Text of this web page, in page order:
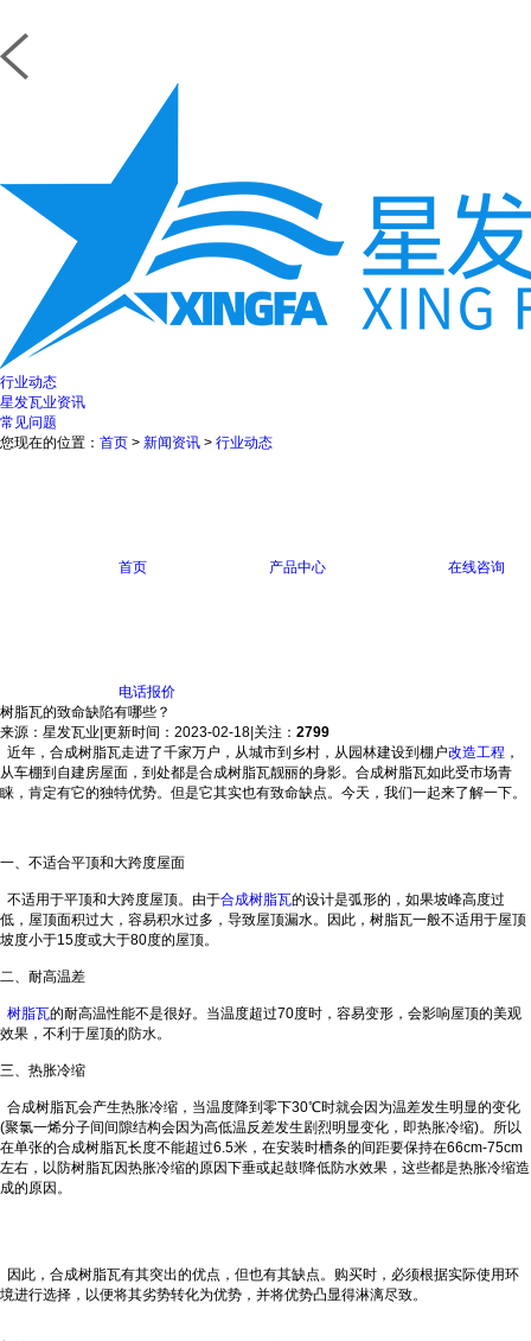
行业动态
星发瓦业资讯
常见问题
您现在的位置： 首页 > 新闻资讯 > 行业动态
首页 产品中心 在线咨询
电话报价
树脂瓦的致命缺陷有哪些？
来源：星发瓦业 更新时间：2023-02-18 关注： 2799
近年，合成树脂瓦走进了千家万户，从城市到乡村，从园林建设到棚户改造工程 ，
从车棚到自建房屋面，到处都是合成树脂瓦靓丽的身影。合成树脂瓦如此受市场青
睐，肯定有它的独特优势。但是它其实也有致命缺点。今天，我们一起来了解一下。
一、不适合平顶和大跨度屋面
不适用于平顶和大跨度屋顶。由于合成树脂瓦的设计是弧形的，如果坡峰高度过
低，屋顶面积过大，容易积水过多，导致屋顶漏水。因此，树脂瓦一般不适用于屋顶
坡度小于15度或大于80度的屋顶。
二、耐高温差
树脂瓦的耐高温性能不是很好。当温度超过70度时，容易变形，会影响屋顶的美观
效果，不利于屋顶的防水。
三、热胀冷缩
合成树脂瓦会产生热胀冷缩，当温度降到零下30℃时就会因为温差发生明显的变化
(聚氯一烯分子间间隙结构会因为高低温反差发生剧烈明显变化，即热胀冷缩)。所以
在单张的合成树脂瓦长度不能超过6.5米，在安装时槽条的间距要保持在66cm-75cm
左右，以防树脂瓦因热胀冷缩的原因下垂或起鼓!降低防水效果，这些都是热胀冷缩造
成的原因。
因此，合成树脂瓦有其突出的优点，但也有其缺点。购买时，必须根据实际使用环
境进行选择，以便将其劣势转化为优势，并将优势凸显得淋漓尽致。